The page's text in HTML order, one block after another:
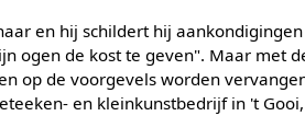
en hij schildert hij
ogen de kost te geven". Maar met
op de voorgevels worden
en kleinkunstbedrijf in 't